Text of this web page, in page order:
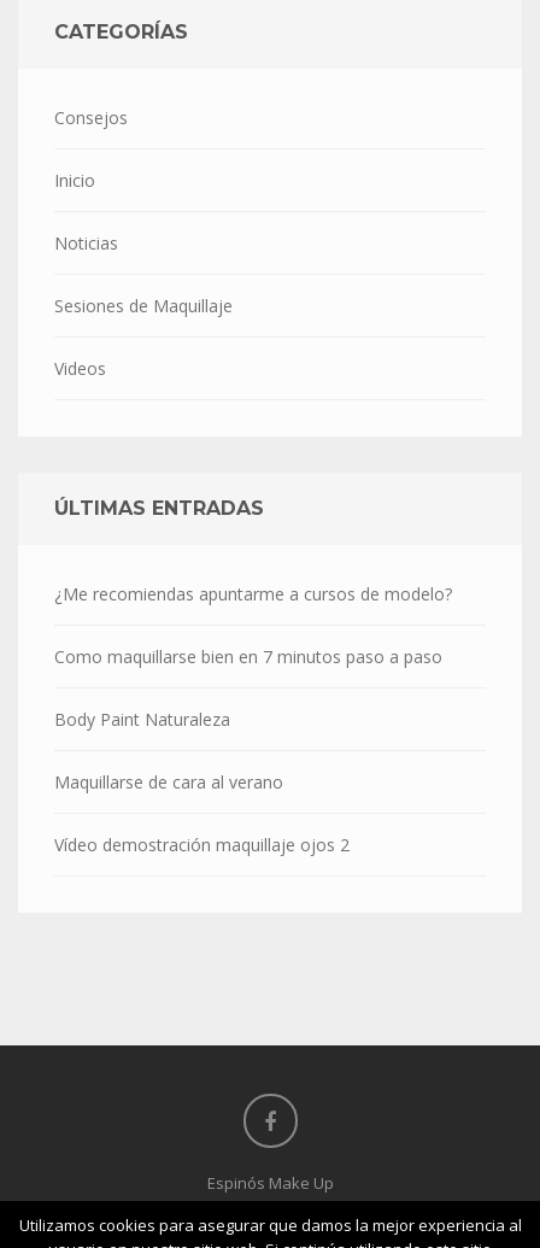
CATEGORÍAS
Consejos
Inicio
Noticias
Sesiones de Maquillaje
Videos
ÚLTIMAS ENTRADAS
¿Me recomiendas apuntarme a cursos de modelo?
Como maquillarse bien en 7 minutos paso a paso
Body Paint Naturaleza
Maquillarse de cara al verano
Vídeo demostración maquillaje ojos 2
Espinós Make Up
965 299 849 / 652 410 354 -
Canónigo Federico Sala, 2, 03550 - San juan de Alicante
Utilizamos cookies para asegurar que damos la mejor experiencia al